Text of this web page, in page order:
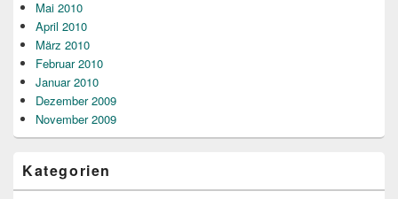
Mai 2010
April 2010
März 2010
Februar 2010
Januar 2010
Dezember 2009
November 2009
Kategorien